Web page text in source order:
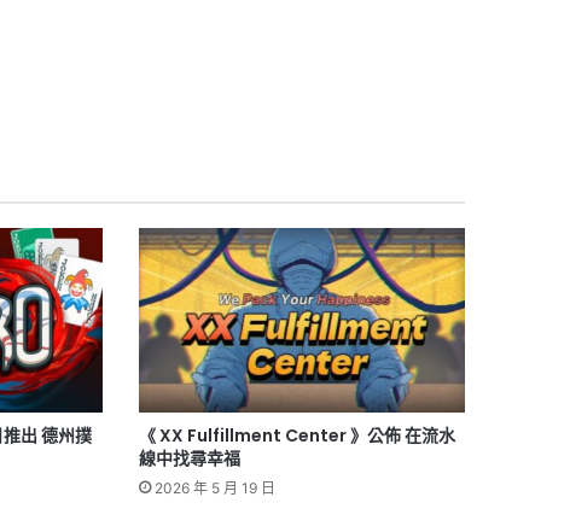
出 德州撲
《 XX Fulfillment Center 》公佈 在流水
線中找尋幸福
2026 年 5 月 19 日